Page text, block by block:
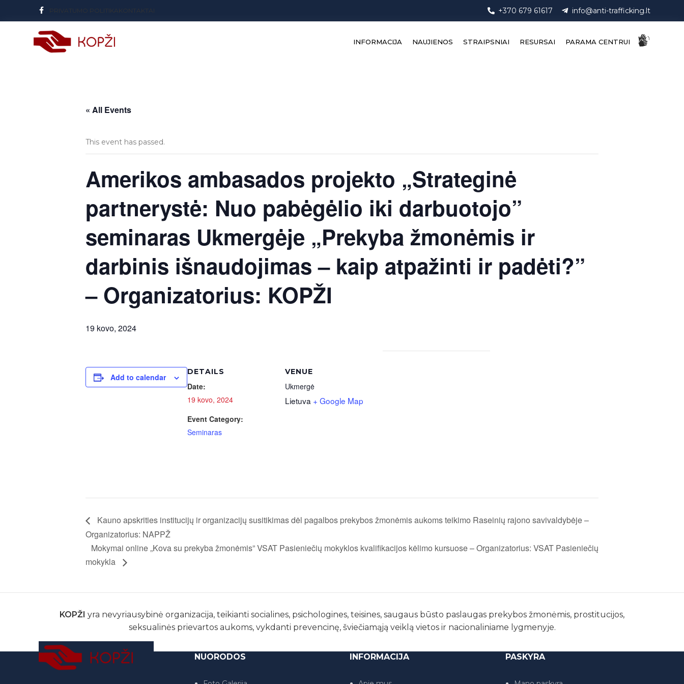
PRIVATUMO POLITIKA KONTAKTAI +370 679 61617 info@anti-trafficking.lt
INFORMACIJA NAUJIENOS STRAIPSNIAI RESURSAI PARAMA CENTRUI
« All Events
This event has passed.
Amerikos ambasados projekto „Strateginė
partnerystė: Nuo pabėgėlio iki darbuotojo”
seminaras Ukmergėje „Prekyba žmonėmis ir
darbinis išnaudojimas – kaip atpažinti ir padėti?”
– Organizatorius: KOPŽI
19 kovo, 2024
Add to calendar
DETAILS
Date:
19 kovo, 2024
Event Category:
Seminaras
VENUE
Ukmergė
Lietuva + Google Map
Kauno apskrities institucijų ir organizacijų susitikimas dėl pagalbos prekybos žmonėmis aukoms teikimo Raseinių rajono savivaldybėje –
Organizatorius: NAPPŽ
Mokymai online „Kova su prekyba žmonėmis” VSAT Pasieniečių mokyklos kvalifikacijos kėlimo kursuose – Organizatorius: VSAT Pasieniečių
mokykla
KOPŽI yra nevyriausybinė organizacija, teikianti socialines, psichologines, teisines, saugaus būsto paslaugas prekybos žmonėmis, prostitucijos,
seksualinės prievartos aukoms, vykdanti prevencinę, šviečiamąją veiklą vietos ir nacionaliniame lygmenyje.
NUORODOS INFORMACIJA PASKYRA